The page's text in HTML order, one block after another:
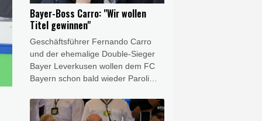
Nachwuchstrainer beim Deutschen
Fußball-Bund (DFB), im Interview
mit Absolut Fußball.
Bayer-Boss Carro: "Wir wollen
Titel gewinnen"
Geschäftsführer Fernando Carro
und der ehemalige Double-Sieger
Bayer Leverkusen wollen dem FC
Bayern schon bald wieder Paroli
2029 genannt. Ich hätte aber nichts
dagegen, wenn es schon 2027 so